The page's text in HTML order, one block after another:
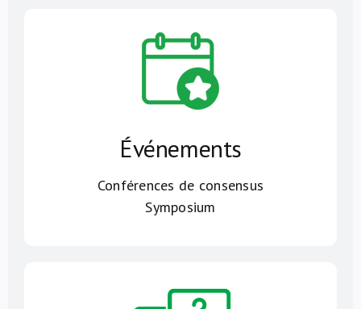
Événements
Conférences de consensus
Symposium